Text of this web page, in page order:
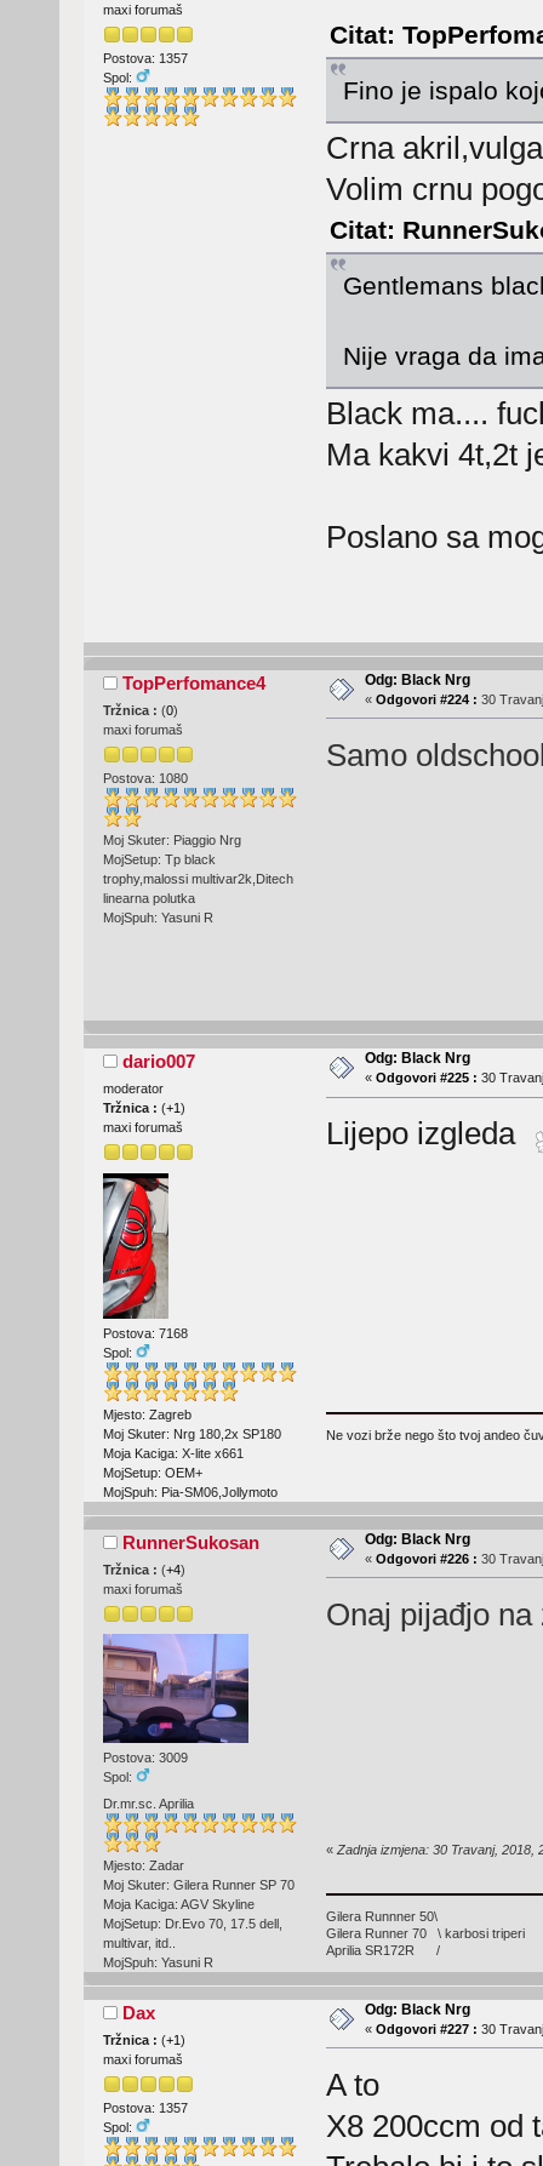
maxi forumaš
Postova: 1357
Spol:
Citat:
Fino je ispalo
Crna
Volim crnu
Citat:
Gentlemans
Nije vraga da
Black ma....
Ma kakvi 4t,2t
Poslano sa
TopPerfomance4
Tržnica : (0)
maxi forumaš
Postova: 1080
Moj Skuter: Piaggio Nrg
MojSetup: Tp black
trophy,malossi multivar2k,Ditech
linearna polutka
MojSpuh: Yasuni R
Odg: Black Nrg
« Odgovori #224 : 30
Samo
dario007
moderator
Tržnica : (+1)
maxi forumaš
Postova: 7168
Spol:
Mjesto: Zagreb
Moj Skuter: Nrg 180,2x SP180
Moja Kaciga: X-lite x661
MojSetup: OEM+
MojSpuh: Pia-SM06,Jollymoto
Odg: Black Nrg
« Odgovori #225 : 30
Lijepo izgleda
Ne vozi brže nego što tvoj andeo
RunnerSukosan
Tržnica : (+4)
maxi forumaš
Postova: 3009
Spol:
Dr.mr.sc. Aprilia
Mjesto: Zadar
Moj Skuter: Gilera Runner SP 70
Moja Kaciga: AGV Skyline
MojSetup: Dr.Evo 70, 17.5 dell,
multivar, itd..
MojSpuh: Yasuni R
Odg: Black Nrg
« Odgovori #226 : 30
Onaj pijađjo
« Zadnja izmjena: 30 Travanj, 2018,
Gilera Runnner 50\
Gilera Runner 70 \ karbosi triperi
Aprilia SR172R /
Dax
Tržnica : (+1)
maxi forumaš
Postova: 1357
Spol:
Odg: Black Nrg
« Odgovori #227 : 30
A to
X8 200ccm od